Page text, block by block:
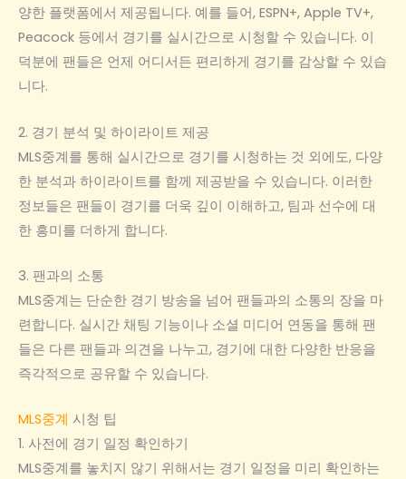
양한 플랫폼에서 제공됩니다. 예를 들어, ESPN+, Apple TV+,
Peacock 등에서 경기를 실시간으로 시청할 수 있습니다. 이
덕분에 팬들은 언제 어디서든 편리하게 경기를 감상할 수 있습
니다.
2. 경기 분석 및 하이라이트 제공
MLS중계를 통해 실시간으로 경기를 시청하는 것 외에도, 다양
한 분석과 하이라이트를 함께 제공받을 수 있습니다. 이러한
정보들은 팬들이 경기를 더욱 깊이 이해하고, 팀과 선수에 대
한 흥미를 더하게 합니다.
3. 팬과의 소통
MLS중계는 단순한 경기 방송을 넘어 팬들과의 소통의 장을 마
련합니다. 실시간 채팅 기능이나 소셜 미디어 연동을 통해 팬
들은 다른 팬들과 의견을 나누고, 경기에 대한 다양한 반응을
즉각적으로 공유할 수 있습니다.
MLS중계 시청 팁
1. 사전에 경기 일정 확인하기
MLS중계를 놓치지 않기 위해서는 경기 일정을 미리 확인하는